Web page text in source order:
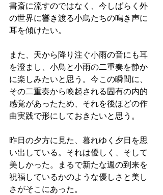
書斎に流すのではなく、今しばらく外
の世界に響き渡る小鳥たちの鳴き声に
耳を傾けたい。
また、天から降り注ぐ小雨の音にも耳
を澄まし、小鳥と小雨の二重奏を静か
に楽しみたいと思う。今この瞬間に、
その二重奏から喚起される固有の内的
感覚があったため、それを後ほどの作
曲実践で形にしておきたいと思う。
昨日の夕方に見た、暮れゆく夕日を思
い出している。それは優しく、そして
美しかった。まるで新たな週の到来を
祝福しているかのような優しさと美し
さがそこにあった。